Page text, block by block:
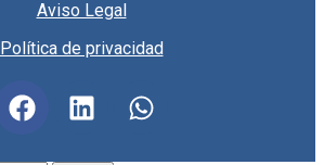
Aviso Legal
Política de privacidad